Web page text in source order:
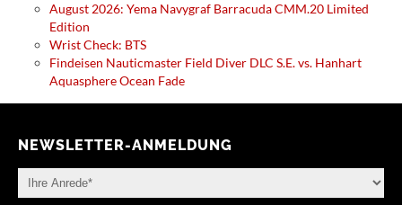
August 2026: Yema Navygraf Barracuda CMM.20 Limited
Edition
Wrist Check: BTS
Findeisen Nauticmaster Field Diver DLC S.E. vs. Hanhart
Aquasphere Ocean Fade
NEWSLETTER-ANMELDUNG